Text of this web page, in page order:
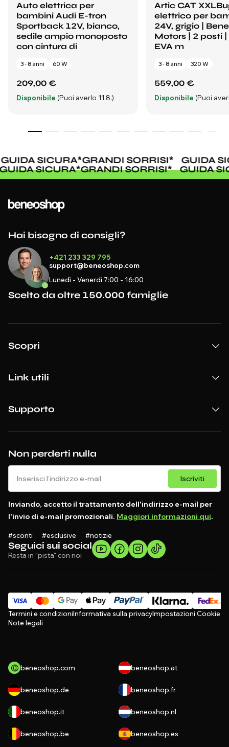
Auto elettrica per
bambini Audi E-tron
Sportback 12V, bianco,
sedile ampio monoposto
con cintura di
3 - 8 anni 60 W
209,00 €
Disponibile (Puoi averlo 11.8.)
Artic CAT
elettrico per
24V, grigio |
Motors | 2 posti
EVA m
3 - 8 anni 320 W
559,00 €
Disponibile (Puoi
SICURA*GRANDI SORRISI*
GUIDA
GUIDA SICURA*GRANDI SORRISI* GUIDA
Seguici sui social
Resta in "pista" con noi
Non perderti nulla
Iscriviti
Inviando, accetto il trattamento dell'indirizzo e-mail per
l'invio di e-mail promozionali. Maggiori informazioni qui.
#sconti #esclusive #notizie
Hai bisogno di consigli?
+421 233 329 795
support@beneoshop.com
Lunedì - Venerdì 7:00 - 16:00
Scelto da oltre 150.000 famiglie
Scopri
Link utili
Supporto
Termini e condizioniInformativa sulla privacyImpostazioni Cookie
Note legali
beneoshop.com beneoshop.at
beneoshop.de beneoshop.fr
beneoshop.it beneoshop.nl
beneoshop.be beneoshop.es